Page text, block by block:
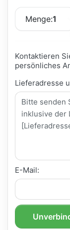
Menge:1
Kontaktieren
persönliches
Lieferadresse
E-Mail: